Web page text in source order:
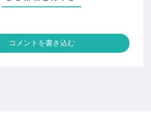
コメントを書き込む